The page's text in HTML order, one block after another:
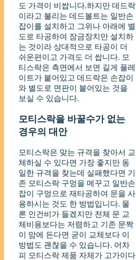
도 가격이 비쌉니다.하지만 데드락
이라고 불리는 데드볼트는 일반손
잡이를 설치하고 그위나 아래에 별
도로 타공하여 잠금장치만 설치하
는 것이라 상대적으로 타공이 더
쉬운편이고 가격도 더 쌉니다. 모
티스락은 측면에서 보면 길게 플레
이트가 붙어있고 데드락은 손잡이
와 별도로 면판이 붙어있는 것을
보실 수 있습니다.
모티스락을 바꿀수가 없는
경우의 대안
모티스락은 맞는 규격을 찾아서 교
체하실 수 있다면 가장 좋지만 동
일한 규격을 찾는데 실패했다면 기
존 모티스락 구멍을 메꾸고 일반손
잡이 구멍으로 재타공하여 문을 사
용하시는 것도 한 방법입니다. 물
론 인건비가 들겠지만 전체 문 교
체비용보다는 저렴하고 기존 문짝
이 맘에 든다면 굳이 교체보다 이
방법도 괜찮을 수 있습니다. 어차
피 모티스락 제품 자체가 고가이다